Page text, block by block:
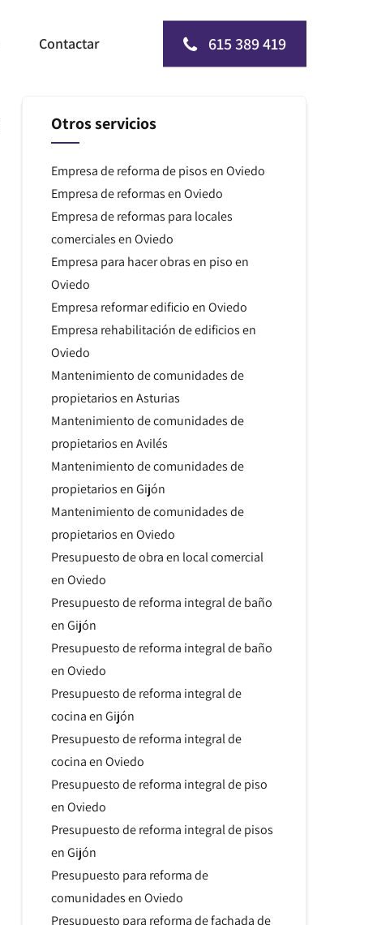
615 389 419
Contactar
Otros servicios
Empresa de reforma de pisos en Oviedo
Empresa de reformas en Oviedo
Empresa de reformas para locales
comerciales en Oviedo
Empresa para hacer obras en piso en
Oviedo
Empresa reformar edificio en Oviedo
Empresa rehabilitación de edificios en
Oviedo
Mantenimiento de comunidades de
propietarios en Asturias
Mantenimiento de comunidades de
propietarios en Avilés
Mantenimiento de comunidades de
propietarios en Gijón
Mantenimiento de comunidades de
propietarios en Oviedo
Presupuesto de obra en local comercial
en Oviedo
Presupuesto de reforma integral de baño
en Gijón
Presupuesto de reforma integral de baño
en Oviedo
Presupuesto de reforma integral de
cocina en Gijón
Presupuesto de reforma integral de
cocina en Oviedo
Presupuesto de reforma integral de piso
en Oviedo
Presupuesto de reforma integral de pisos
en Gijón
Presupuesto para reforma de
comunidades en Oviedo
Presupuesto para reforma de fachada de